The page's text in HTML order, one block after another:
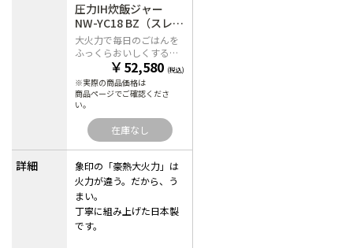
詳細
圧力IH炊飯ジャー
NW-YC18 BZ（スレー
トブラック）
大火力で毎日のごはんを
ふっくらおいしくする圧
力IHタイプ
￥52,580 (税込)
※実際の商品価格は
商品ページでご確認くださ
い。
在庫なし
象印の「豪熱大火力」は
火力が違う。だから、う
まい。
丁寧に組み上げた日本製
です。